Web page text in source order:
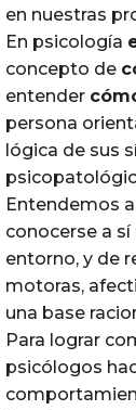
en nuestras
En psicología
concepto de
entender
persona
lógica de sus
Entendemos
conocerse a sí
entorno, y de
motoras,
una base
Para lograr
psicólogos